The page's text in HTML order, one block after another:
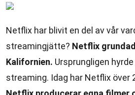
Netflix har blivit en del av vår
streamingjätte? Netflix
Kalifornien. Ursprungligen
streaming. Idag har Netflix över